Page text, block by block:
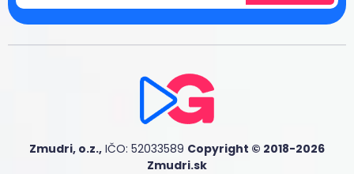
Zmudri, o.z., IČO: 52033589 Copyright © 2018-2026
Zmudri.sk